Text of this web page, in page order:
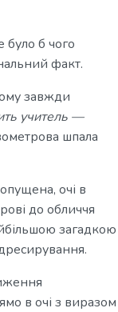
було б чого
факт.
завжди
учитель —
шпала
очі в
до обличчя
загадкою
в очі з виразом